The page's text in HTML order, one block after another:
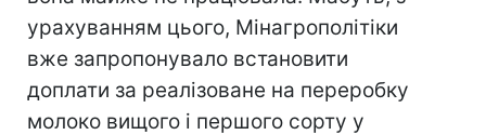
урахуванням цього, Мінагрополітіки
вже запропонувало встановити
доплати за реалізоване на переробку
молоко вищого і першого сорту у